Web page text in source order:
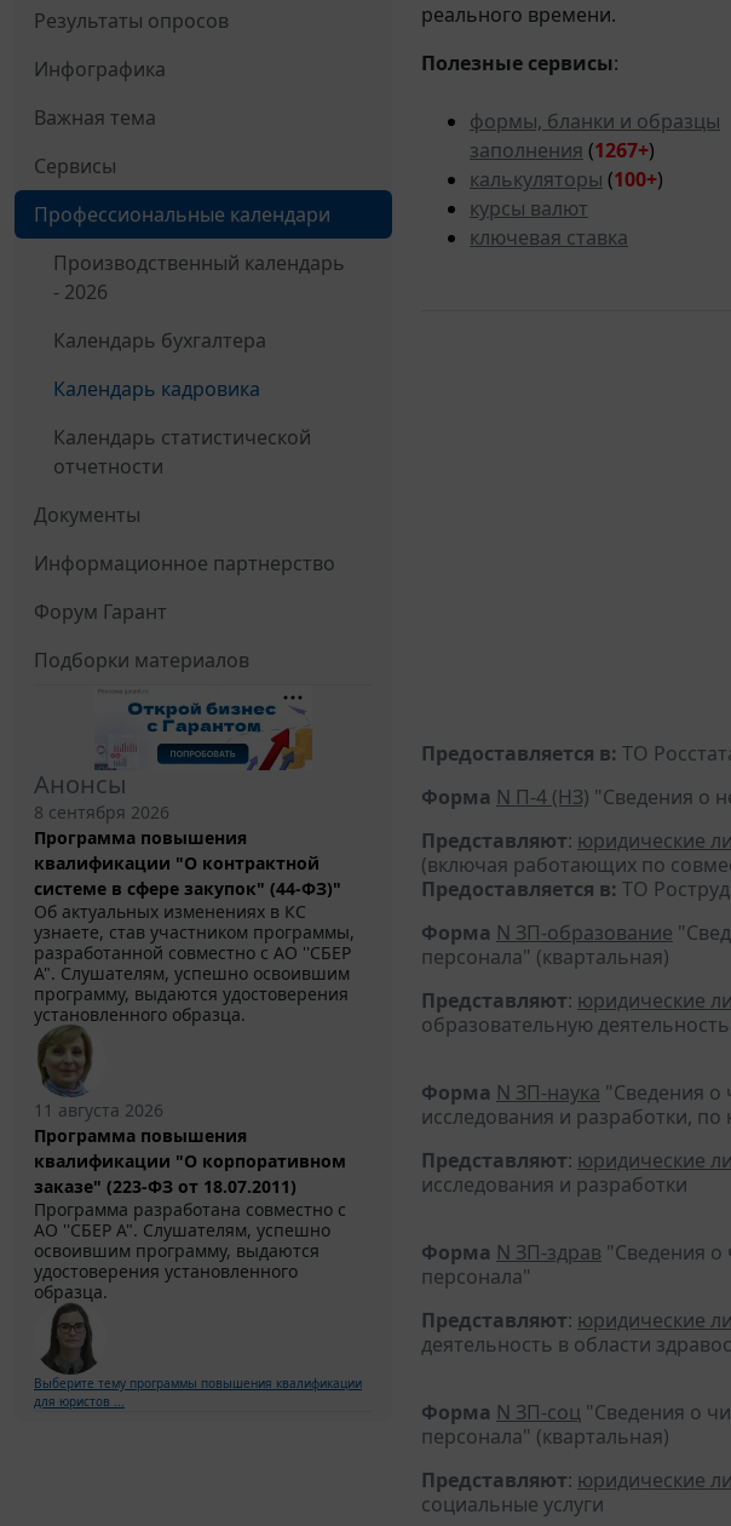
Результаты опросов
Инфографика
Важная тема
Сервисы
Профессиональные календари
Производственный календарь
- 2026
Календарь бухгалтера
Календарь кадровика
Календарь статистической
отчетности
Документы
Информационное партнерство
Форум Гарант
Подборки материалов
Анонсы
8 сентября 2026
Программа повышения
квалификации "О контрактной
системе в сфере закупок" (44-ФЗ)"
Об актуальных изменениях в КС
узнаете, став участником программы,
разработанной совместно с АО ''СБЕР
А". Слушателям, успешно освоившим
программу, выдаются удостоверения
установленного образца.
11 августа 2026
Программа повышения
квалификации "О корпоративном
заказе" (223-ФЗ от 18.07.2011)
Программа разработана совместно с
АО ''СБЕР А". Слушателям, успешно
освоившим программу, выдаются
удостоверения установленного
образца.
Выберите тему программы повышения квалификации
для юристов ...
реального времени.
Полезные сервисы:
формы, бланки и образцы
заполнения (1267+)
калькуляторы (100+)
курсы валют
ключевая ставка
Предоставляется в: ТО
Форма N П-4 (НЗ) "Сведения о
Представляют: юридические
(включая работающих по
Предоставляется в: ТО
Форма N ЗП-образование
персонала" (квартальная)
Представляют: юридические
образовательную деятельность
Форма N ЗП-наука "Сведения о
исследования и разработки,
Представляют: юридические
исследования и разработки
Форма N ЗП-здрав "Сведения о
персонала"
Представляют: юридические
деятельность в области
Форма N ЗП-соц "Сведения о
персонала" (квартальная)
Представляют: юридические
социальные услуги